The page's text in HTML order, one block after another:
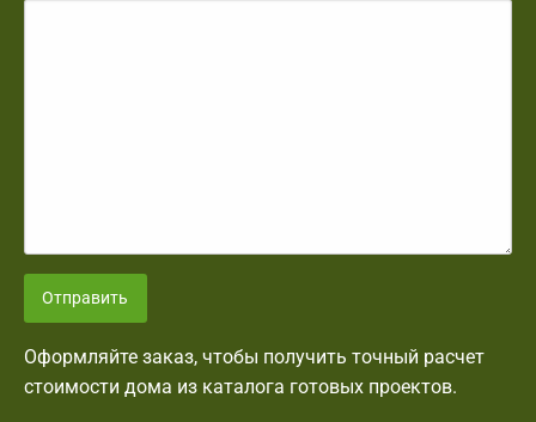
Отправить
Оформляйте заказ, чтобы получить точный расчет
стоимости дома из каталога готовых проектов.